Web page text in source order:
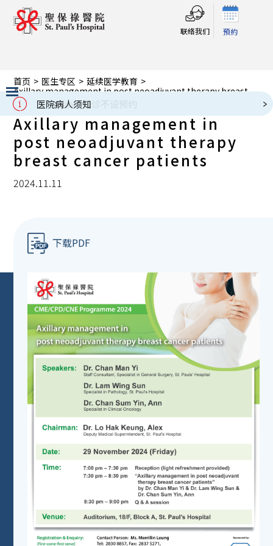
联络我们 預約
医院病人须知
Slide 2 of 3.
首页 > 医生专区 > 延续医学教育 >
Axillary management in post neoadjuvant therapy breast
cancer patients
Axillary management in
post neoadjuvant therapy
breast cancer patients
2024.11.11
下载PDF